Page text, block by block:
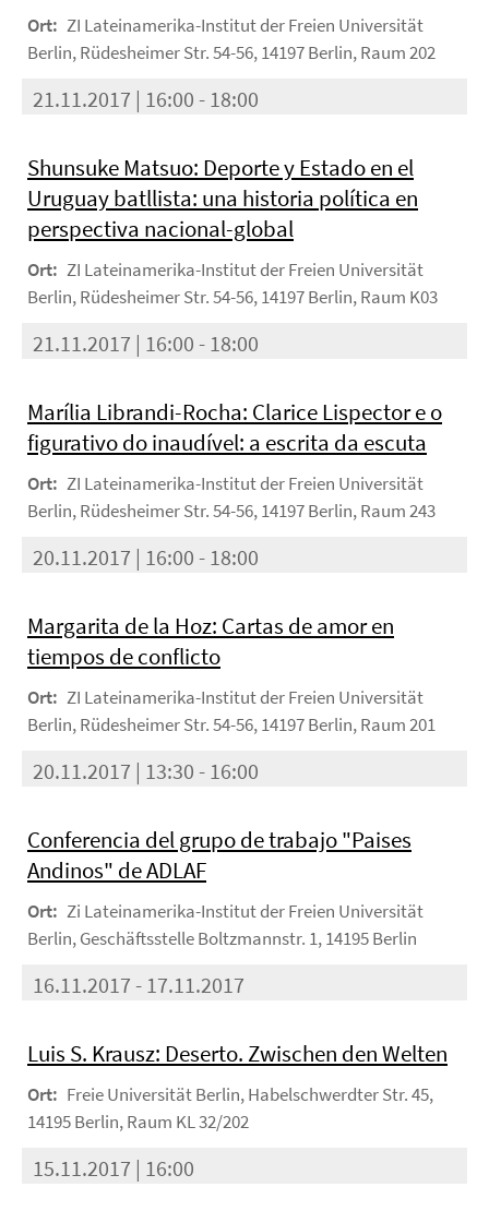
Ort: ZI Lateinamerika-Institut der Freien Universität
Berlin, Rüdesheimer Str. 54-56, 14197 Berlin, Raum 202
21.11.2017 | 16:00 - 18:00
Shunsuke Matsuo: Deporte y Estado en el
Uruguay batllista: una historia política en
perspectiva nacional-global
Ort: ZI Lateinamerika-Institut der Freien Universität
Berlin, Rüdesheimer Str. 54-56, 14197 Berlin, Raum K03
21.11.2017 | 16:00 - 18:00
Marília Librandi-Rocha: Clarice Lispector e o
figurativo do inaudível: a escrita da escuta
Ort: ZI Lateinamerika-Institut der Freien Universität
Berlin, Rüdesheimer Str. 54-56, 14197 Berlin, Raum 243
20.11.2017 | 16:00 - 18:00
Margarita de la Hoz: Cartas de amor en
tiempos de conflicto
Ort: ZI Lateinamerika-Institut der Freien Universität
Berlin, Rüdesheimer Str. 54-56, 14197 Berlin, Raum 201
20.11.2017 | 13:30 - 16:00
Conferencia del grupo de trabajo "Paises
Andinos" de ADLAF
Ort: Zi Lateinamerika-Institut der Freien Universität
Berlin, Geschäftsstelle Boltzmannstr. 1, 14195 Berlin
16.11.2017 - 17.11.2017
Luis S. Krausz: Deserto. Zwischen den Welten
Ort: Freie Universität Berlin, Habelschwerdter Str. 45,
14195 Berlin, Raum KL 32/202
15.11.2017 | 16:00